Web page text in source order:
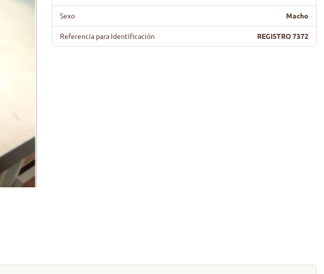
Sexo Macho
Referencia para Identificación REGISTRO 7372